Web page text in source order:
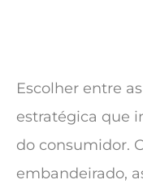
Escolher entre
estratégica que
do consumidor.
embandeirado,